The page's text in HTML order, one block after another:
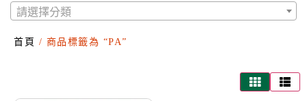
請選擇分類
首頁 / 商品標籤為 “PA”